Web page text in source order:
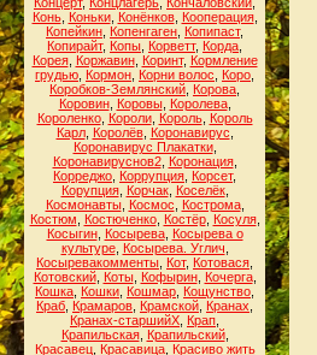
Конь, Коньки, Конёнков, Кооперация,
Копейкин Копенгаген Копипаст,
Копирайт, Копы Корветт, Корда
Корея, Коржавин, Коринт, Кормление
грудью Кормон Корни волос Коро
Коробков-Землянский Корова
Коровин, Коровы, Королева,
Короленко, Короли, Король, Король
Карл, Королёв, Коронавирус
Коронавирус Плакатки,
Коронавируснов2, Коронация,
Корреджо Коррупция Корсет,
Корупция, Корчак, Коселёк,
Космонавты, Космос Кострома,
Костюм
Костюченко, Костёр, Косуля,
Косыгин, Косырева, Косырева о
культуре, Косырева. Углич
Косыревакомменты Кот, Котовася
Котовский, Коты, Кофырин, Кочерга,
Кошка Кошки Кошмар Кощунство
Краб Крамаров Крамской Кранах
Кранах-старшийХ Крап
Крапильская, Крапильский,
Красавец, Красавица, Красиво жить